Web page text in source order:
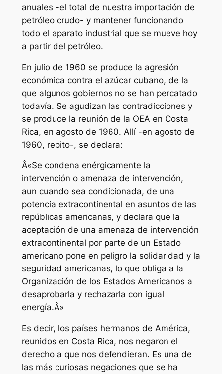
anuales -el total de nuestra importación de
petróleo crudo- y mantener funcionando
todo el aparato industrial que se mueve hoy
a partir del petróleo.
En julio de 1960 se produce la agresión
económica contra el azúcar cubano, de la
que algunos gobiernos no se han percatado
todavía. Se agudizan las contradicciones y
se produce la reunión de la OEA en Costa
Rica, en agosto de 1960. Allí -en agosto de
1960, repito-, se declara:
Â«Se condena enérgicamente la
intervención o amenaza de intervención,
aun cuando sea condicionada, de una
potencia extracontinental en asuntos de las
repúblicas americanas, y declara que la
aceptación de una amenaza de intervención
extracontinental por parte de un Estado
americano pone en peligro la solidaridad y la
seguridad americanas, lo que obliga a la
Organización de los Estados Americanos a
desaprobarla y rechazarla con igual
energía.Â»
Es decir, los países hermanos de América,
reunidos en Costa Rica, nos negaron el
derecho a que nos defendieran. Es una de
las más curiosas negaciones que se ha